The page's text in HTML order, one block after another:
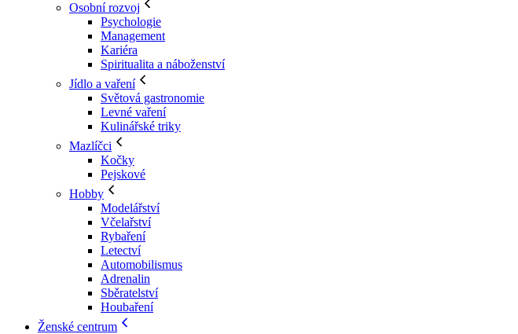
Osobní rozvoj
Psychologie
Management
Kariéra
Spiritualita a náboženství
Jídlo a vaření
Světová gastronomie
Levné vaření
Kulinářské triky
Mazlíčci
Kočky
Pejskové
Hobby
Modelářství
Včelařství
Rybaření
Letectví
Automobilismus
Adrenalin
Sběratelství
Houbaření
Ženské centrum